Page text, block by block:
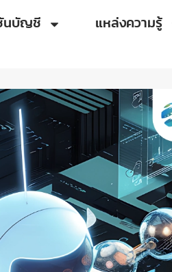
นบัญชี แหล่งความรู้